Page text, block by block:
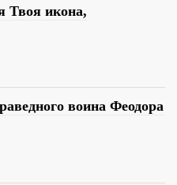
Твоя икона,
воина Феодора